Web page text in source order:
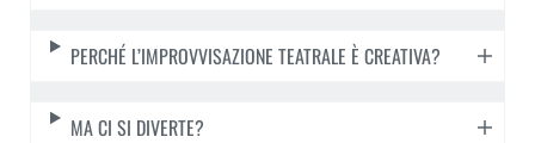
PERCHÉ L’IMPROVVISAZIONE TEATRALE È CREATIVA?
MA CI SI DIVERTE?